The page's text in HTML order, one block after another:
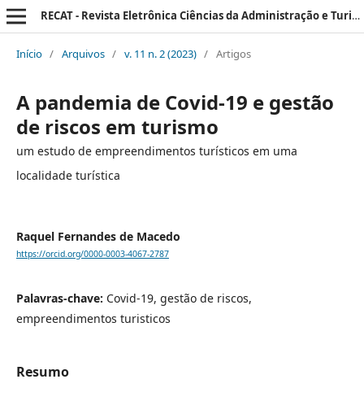
RECAT - Revista Eletrônica Ciências da Administração e Turismo
Início / Arquivos / v. 11 n. 2 (2023) / Artigos
A pandemia de Covid-19 e gestão
de riscos em turismo
um estudo de empreendimentos turísticos em uma
localidade turística
Raquel Fernandes de Macedo
https://orcid.org/0000-0003-4067-2787
Palavras-chave: Covid-19, gestão de riscos,
empreendimentos turisticos
Resumo